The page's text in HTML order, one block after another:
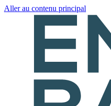
Aller au contenu principal